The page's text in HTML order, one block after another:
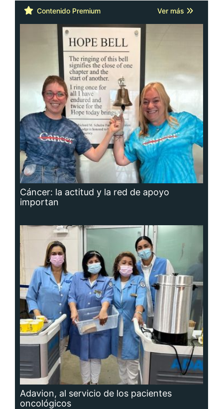
Contenido Premium Ver más
Cáncer: la actitud y la red de apoyo
importan
Adavion, al servicio de los pacientes
oncológicos